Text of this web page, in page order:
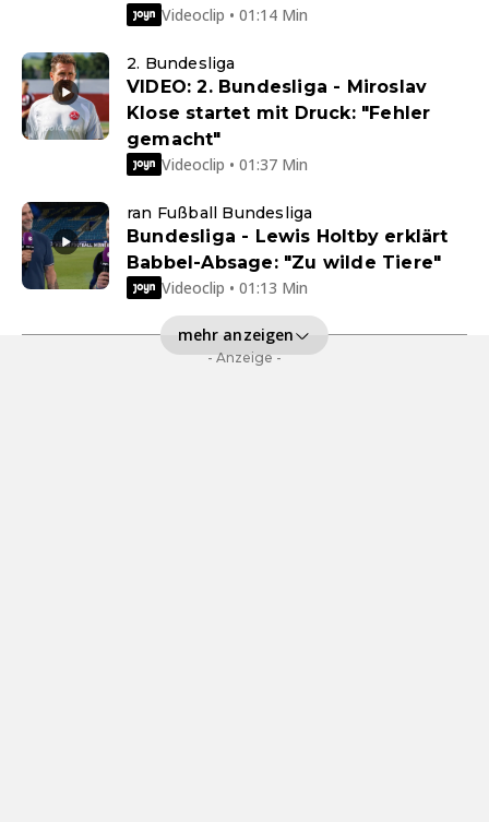
Videoclip • 01:14 Min
2. Bundesliga
VIDEO: 2. Bundesliga - Miroslav
Klose startet mit Druck: "Fehler
gemacht"
Videoclip • 01:37 Min
ran Fußball Bundesliga
Bundesliga - Lewis Holtby erklärt
Babbel-Absage: "Zu wilde Tiere"
Videoclip • 01:13 Min
mehr anzeigen
- Anzeige -